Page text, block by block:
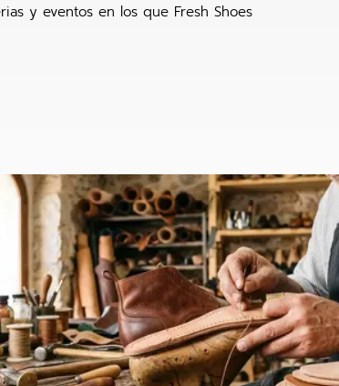
y eventos en los que Fresh Shoes